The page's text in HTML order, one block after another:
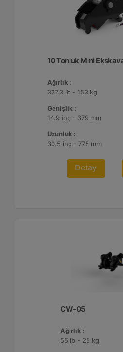
10 Tonluk Mini
Ağırlık :
337.3 lb - 153 kg
Genişlik :
14.9 inç - 379 mm
Uzunluk :
30.5 inç - 775 mm
Detay
CW-05
Ağırlık :
55 lb - 25 kg